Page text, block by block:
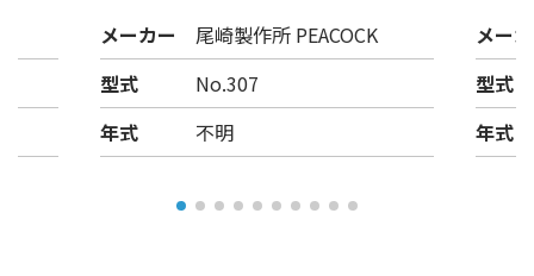
メーカー
尾崎製作所 PEACOCK
型式
No.307
年式
不明
メー
型式
年式